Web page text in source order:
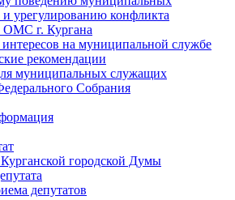
урегулированию конфликта
ОМС г. Кургана
на муниципальной службе
рекомендации
муниципальных служащих
Cобрания
городской Думы
депутатов